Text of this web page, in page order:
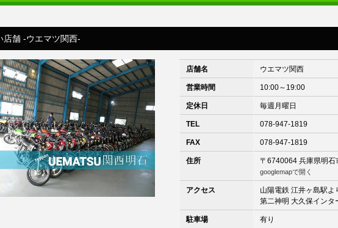
店舗 -ウエマツ関西-
店舗名 ウエマツ関西
営業時間 10:00～19:00
定休日 毎週月曜日
TEL 078-947-1819
FAX 078-947-1819
住所 〒6740064 兵庫県明石
googlemapで開く
アクセス
山陽電鉄 江井ヶ島駅よ
第二神明 大久保イン
駐車場 有り